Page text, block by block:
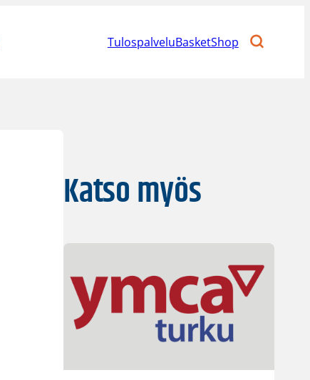
TulospalveluBasketShop
Katso myös